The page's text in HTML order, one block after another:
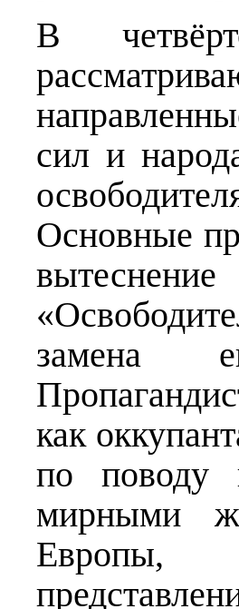
В
сил и
Основные
замена
как
по поводу
мирными
Европы,